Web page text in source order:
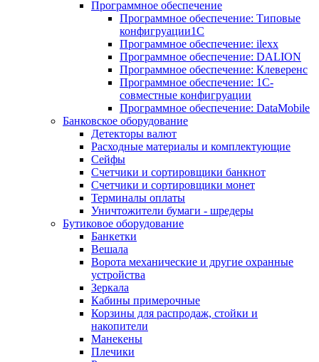
Программное обеспечение
Программное обеспечение: Типовые
конфигруации1С
Программное обеспечение: ilexx
Программное обеспечение: DALION
Программное обеспечение: Клеверенс
Программное обеспечение: 1С-
совместные конфигруации
Программное обеспечение: DataMobile
Банковское оборудование
Детекторы валют
Расходные материалы и комплектующие
Сейфы
Счетчики и сортировщики банкнот
Счетчики и сортировщики монет
Терминалы оплаты
Уничтожители бумаги - шредеры
Бутиковое оборудование
Банкетки
Вешала
Ворота механические и другие охранные
устройства
Зеркала
Кабины примерочные
Корзины для распродаж, стойки и
накопители
Манекены
Плечики